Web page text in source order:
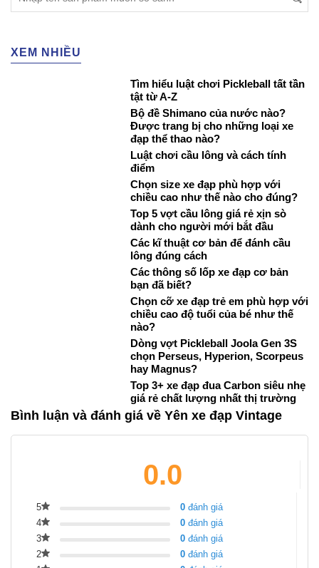
XEM NHIỀU
Tìm hiểu luật chơi Pickleball tất tần
tật từ A-Z
Bộ đề Shimano của nước nào?
Được trang bị cho những loại xe
đạp thể thao nào?
Luật chơi cầu lông và cách tính
điểm
Chọn size xe đạp phù hợp với
chiều cao như thế nào cho đúng?
Top 5 vợt cầu lông giá rẻ xịn sò
dành cho người mới bắt đầu
Các kĩ thuật cơ bản để đánh cầu
lông đúng cách
Các thông số lốp xe đạp cơ bản
bạn đã biết?
Chọn cỡ xe đạp trẻ em phù hợp với
chiều cao độ tuổi của bé như thế
nào?
Dòng vợt Pickleball Joola Gen 3S
chọn Perseus, Hyperion, Scorpeus
hay Magnus?
Top 3+ xe đạp đua Carbon siêu nhẹ
giá rẻ chất lượng nhất thị trường
Bình luận và đánh giá về Yên xe đạp Vintage
0.0
5 0 đánh giá
4
0 đánh giá
3
0 đánh giá
2
0 đánh giá